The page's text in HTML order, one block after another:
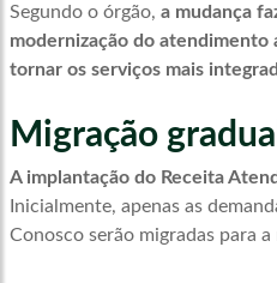
Segundo o órgão, a mudança
modernização do atendimento
tornar os serviços mais
Migração gradual
A implantação do Receita
Inicialmente, apenas as
Conosco serão migradas para